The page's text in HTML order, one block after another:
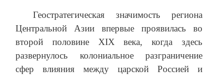
Геостратегическая значимость региона
Центральной Азии впервые проявилась во
второй половине ХIХ века, когда здесь
развернулось колониальное разграничение
сфер влияния между царской Россией и